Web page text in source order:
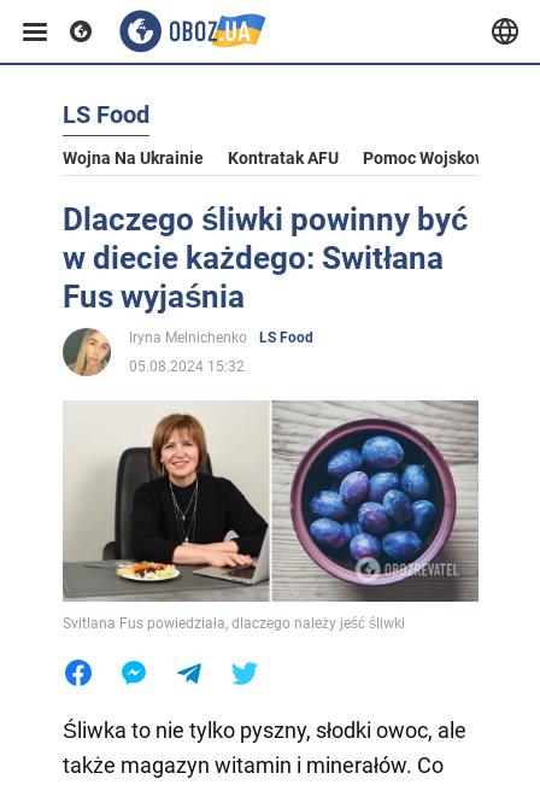
LS Food
Wojna Na Ukrainie Kontratak AFU Pomoc Wojskowa Dla
Dlaczego śliwki powinny być
w diecie każdego: Switłana
Fus wyjaśnia
Iryna Melnichenko
LS Food
05.08.2024 15:32
Svitlana Fus powiedziała, dlaczego należy jeść śliwki
Śliwka to nie tylko pyszny, słodki owoc, ale
także magazyn witamin i minerałów. Co